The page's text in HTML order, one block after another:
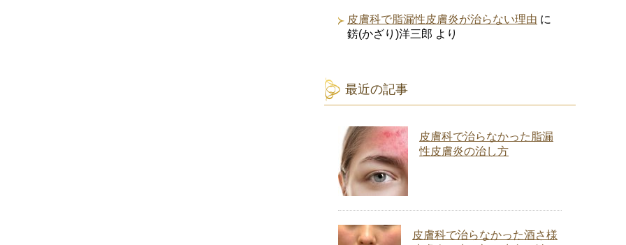
皮膚科で脂漏性皮膚炎が治らない理由 に
錺(かざり)洋三郎 より
最近の記事
皮膚科で治らなかった脂漏
性皮膚炎の治し方
皮膚科で治らなかった酒さ様